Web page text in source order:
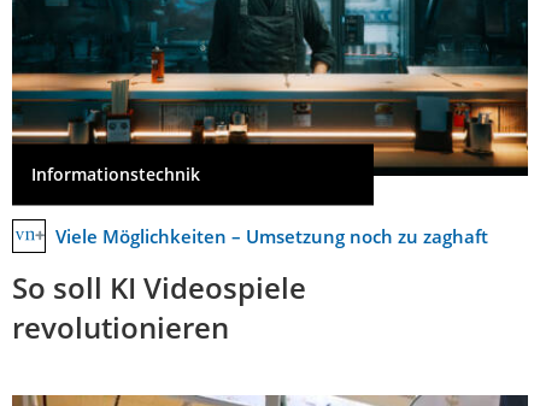
Informationstechnik
Viele Möglichkeiten – Umsetzung noch zu zaghaft
So soll KI Videospiele
revolutionieren